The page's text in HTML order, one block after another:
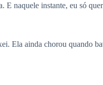
E naquele instante, eu só
Ela ainda chorou quando